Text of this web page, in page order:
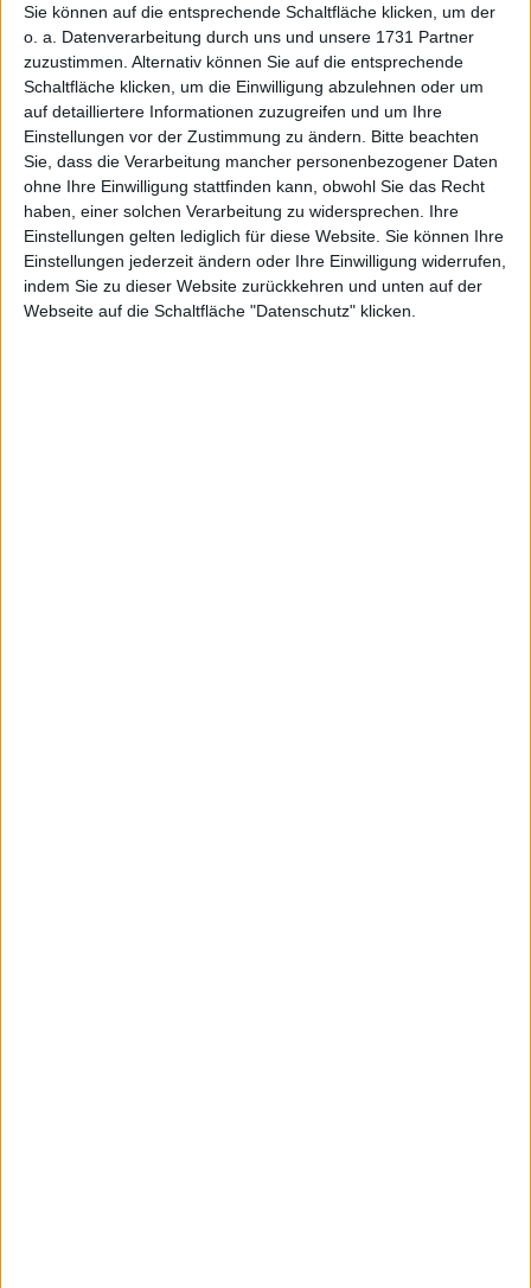
Sie können auf die entsprechende Schaltfläche klicken, um der
o. a. Datenverarbeitung durch uns und unsere 1731 Partner
zuzustimmen. Alternativ können Sie auf die entsprechende
Schaltfläche klicken, um die Einwilligung abzulehnen oder um
auf detailliertere Informationen zuzugreifen und um Ihre
Einstellungen vor der Zustimmung zu ändern. Bitte beachten
Sie, dass die Verarbeitung mancher personenbezogener Daten
ohne Ihre Einwilligung stattfinden kann, obwohl Sie das Recht
haben, einer solchen Verarbeitung zu widersprechen. Ihre
Einstellungen gelten lediglich für diese Website. Sie können Ihre
Einstellungen jederzeit ändern oder Ihre Einwilligung widerrufen,
indem Sie zu dieser Website zurückkehren und unten auf der
Webseite auf die Schaltfläche "Datenschutz" klicken.
Konsolidierungsphase beendet Aktie zurück auf Jahreshoch